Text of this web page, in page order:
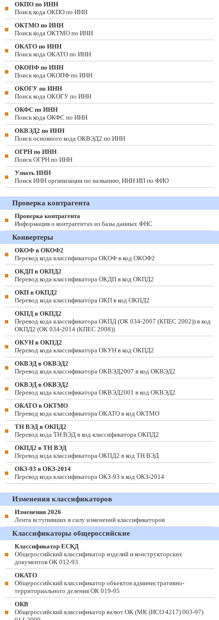
ОКПО по ИНН
Поиск кода ОКПО по ИНН
ОКТМО по ИНН
Поиск кода ОКТМО по ИНН
ОКАТО по ИНН
Поиск кода ОКАТО по ИНН
ОКОПФ по ИНН
Поиск кода ОКОПФ по ИНН
ОКОГУ по ИНН
Поиск кода ОКОГУ по ИНН
ОКФС по ИНН
Поиск кода ОКФС по ИНН
ОКВЭД2 по ИНН
Поиск основного кода ОКВЭД2 по ИНН
ОГРН по ИНН
Поиск ОГРН по ИНН
Узнать ИНН
Поиск ИНН организации по названию, ИНН ИП по ФИО
Проверка контрагента
Проверка контрагента
Информация о контрагентах из базы данных ФНС
Конвертеры
ОКОФ в ОКОФ2
Перевод кода классификатора ОКОФ в код ОКОФ2
ОКДП в ОКПД2
Перевод кода классификатора ОКДП в код ОКПД2
ОКП в ОКПД2
Перевод кода классификатора ОКП в код ОКПД2
ОКПД в ОКПД2
Перевод кода классификатора ОКПД (ОК 034-2007 (КПЕС 2002)) в код
ОКПД2 (ОК 034-2014 (КПЕС 2008))
ОКУН в ОКПД2
Перевод кода классификатора ОКУН в код ОКПД2
ОКВЭД в ОКВЭД2
Перевод кода классификатора ОКВЭД2007 в код ОКВЭД2
ОКВЭД в ОКВЭД2
Перевод кода классификатора ОКВЭД2001 в код ОКВЭД2
ОКАТО в ОКТМО
Перевод кода классификатора ОКАТО в код ОКТМО
ТН ВЭД в ОКПД2
Перевод кода ТН ВЭД в код классификатора ОКПД2
ОКПД2 в ТН ВЭД
Перевод кода классификатора ОКПД2 в код ТН ВЭД
ОКЗ-93 в ОКЗ-2014
Перевод кода классификатора ОКЗ-93 в код ОКЗ-2014
Изменения классификаторов
Изменения 2026
Лента вступивших в силу изменений классификаторов
Классификаторы общероссийские
Классификатор ЕСКД
Общероссийский классификатор изделий и конструкторских
документов ОК 012-93
ОКАТО
Общероссийский классификатор объектов административно-
территориального деления ОК 019-95
ОКВ
Общероссийский классификатор валют ОК (МК (ИСО 4217) 003-97)